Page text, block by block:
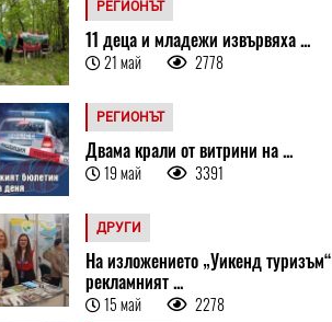
РЕГИОНЪТ
11 деца и младежи извървяха ...
21 май 2778
РЕГИОНЪТ
Двама крали от витрини на ...
19 май 3391
ДРУГИ
На изложението „Уикенд туризъм“
рекламният ...
15 май 2278